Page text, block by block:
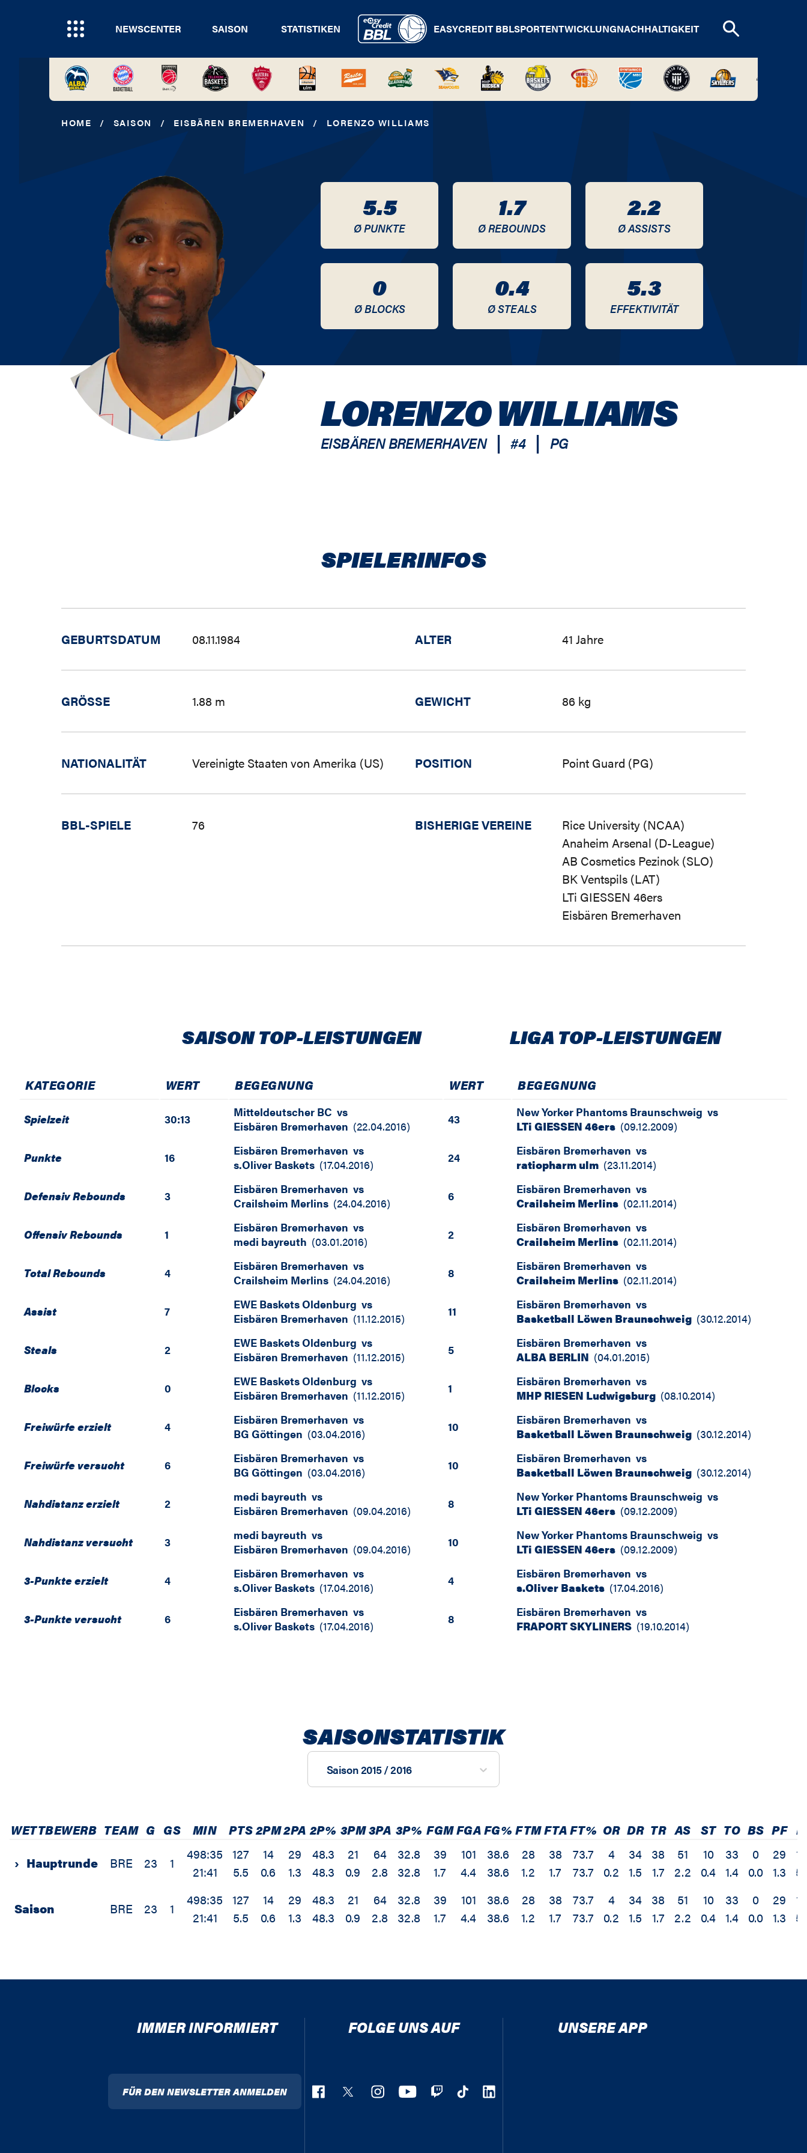
NEWSCENTER SAISON STATISTIKEN EASYCREDIT BBLSPORTENTWICKLUNGNACHHALTIGKEIT
HOME / SAISON / EISBÄREN BREMERHAVEN / LORENZO WILLIAMS
5.5
Ø PUNKTE
1.7
Ø REBOUNDS
2.2
Ø ASSISTS
0
Ø BLOCKS
0.4
Ø STEALS
5.3
EFFEKTIVITÄT
LORENZO WILLIAMS
EISBÄREN BREMERHAVEN | #4 | PG
SPIELERINFOS
GEBURTSDATUM 08.11.1984 ALTER 41 Jahre
GRÖSSE 1.88 m GEWICHT 86 kg
NATIONALITÄT Vereinigte Staaten von Amerika (US) POSITION Point Guard (PG)
BBL-SPIELE 76 BISHERIGE VEREINE
Rice University (NCAA)
Anaheim Arsenal (D-League)
AB Cosmetics Pezinok (SLO)
BK Ventspils (LAT)
LTi GIESSEN 46ers
Eisbären Bremerhaven
SAISON TOP-LEISTUNGEN LIGA TOP-LEISTUNGEN
KATEGORIE WERT BEGEGNUNG WERT BEGEGNUNG
Spielzeit 30:13 Mitteldeutscher BC vs
Eisbären Bremerhaven (22.04.2016) 43 New Yorker Phantoms Braunschweig vs
LTi GIESSEN 46ers (09.12.2009)
Punkte 16 Eisbären Bremerhaven vs
s.Oliver Baskets (17.04.2016) 24 Eisbären Bremerhaven vs
ratiopharm ulm (23.11.2014)
Defensiv Rebounds 3 Eisbären Bremerhaven vs
Crailsheim Merlins (24.04.2016) 6 Eisbären Bremerhaven vs
Crailsheim Merlins (02.11.2014)
Offensiv Rebounds 1 Eisbären Bremerhaven vs
medi bayreuth (03.01.2016) 2 Eisbären Bremerhaven vs
Crailsheim Merlins (02.11.2014)
Total Rebounds 4 Eisbären Bremerhaven vs
Crailsheim Merlins (24.04.2016) 8 Eisbären Bremerhaven vs
Crailsheim Merlins (02.11.2014)
Assist 7 EWE Baskets Oldenburg vs
Eisbären Bremerhaven (11.12.2015) 11 Eisbären Bremerhaven vs
Basketball Löwen Braunschweig (30.12.2014)
Steals 2 EWE Baskets Oldenburg vs
Eisbären Bremerhaven (11.12.2015) 5 Eisbären Bremerhaven vs
ALBA BERLIN (04.01.2015)
Blocks 0 EWE Baskets Oldenburg vs
Eisbären Bremerhaven (11.12.2015) 1 Eisbären Bremerhaven vs
MHP RIESEN Ludwigsburg (08.10.2014)
Freiwürfe erzielt 4 Eisbären Bremerhaven vs
BG Göttingen (03.04.2016) 10 Eisbären Bremerhaven vs
Basketball Löwen Braunschweig (30.12.2014)
Freiwürfe versucht 6 Eisbären Bremerhaven vs
BG Göttingen (03.04.2016) 10 Eisbären Bremerhaven vs
Basketball Löwen Braunschweig (30.12.2014)
Nahdistanz erzielt 2 medi bayreuth vs
Eisbären Bremerhaven (09.04.2016) 8 New Yorker Phantoms Braunschweig vs
LTi GIESSEN 46ers (09.12.2009)
Nahdistanz versucht 3 medi bayreuth vs
Eisbären Bremerhaven (09.04.2016) 10 New Yorker Phantoms Braunschweig vs
LTi GIESSEN 46ers (09.12.2009)
3-Punkte erzielt 4 Eisbären Bremerhaven vs
s.Oliver Baskets (17.04.2016) 4 Eisbären Bremerhaven vs
s.Oliver Baskets (17.04.2016)
3-Punkte versucht 6 Eisbären Bremerhaven vs
s.Oliver Baskets (17.04.2016) 8 Eisbären Bremerhaven vs
FRAPORT SKYLINERS (19.10.2014)
SAISONSTATISTIK
Saison 2015 / 2016
WETTBEWERB TEAM G GS MIN PTS2PM2PA 2P% 3PM3PA 3P% FGMFGAFG% FTMFTAFT% OR DR TR AS ST TO BS PF
› Hauptrunde BRE 23 1
498:35
21:41
127
5.5
14
0.6
29
1.3
48.3
48.3
21
0.9
64
2.8
32.8
32.8
39
1.7
101
4.4
38.6
38.6
28
1.2
38
1.7
73.7
73.7
4
0.2
34
1.5
38
1.7
51
2.2
10
0.4
33
1.4
0
0.0
29
1.3
Saison BRE 23 1
498:35
21:41
127
5.5
14
0.6
29
1.3
48.3
48.3
21
0.9
64
2.8
32.8
32.8
39
1.7
101
4.4
38.6
38.6
28
1.2
38
1.7
73.7
73.7
4
0.2
34
1.5
38
1.7
51
2.2
10
0.4
33
1.4
0
0.0
29
1.3
IMMER INFORMIERT
FÜR DEN NEWSLETTER ANMELDEN
FOLGE UNS AUF UNSERE APP